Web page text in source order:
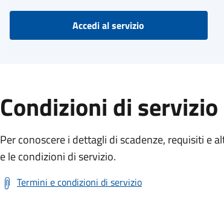
Accedi al servizio
Condizioni di servizio
Per conoscere i dettagli di scadenze, requisiti e
e le condizioni di servizio.
Termini e condizioni di servizio